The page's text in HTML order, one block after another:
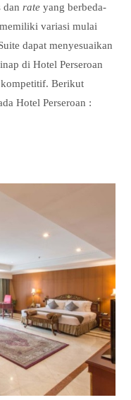
dan rateyang berbeda-
variasi mulai
dapat menyesuaikan
di Hotel Perseroan
Berikut
Hotel Perseroan :